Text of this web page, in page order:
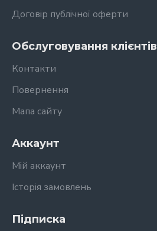
Договір публічної оферти
Обслуговування клієнтів
Контакти
Повернення
Мапа сайту
Аккаунт
Мій аккаунт
Історія замовлень
Підписка